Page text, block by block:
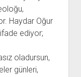
Haydar Oğur
ediyor;
oladursun,
günleri,